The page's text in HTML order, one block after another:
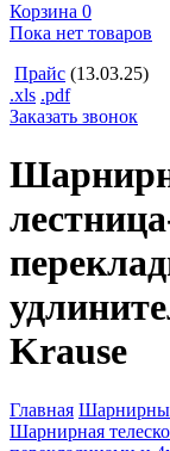
Корзина 0
Пока нет товаров
Прайс (13.03.25)
.xls .pdf
Заказать звонок
Krause
Главная
Шарнирная